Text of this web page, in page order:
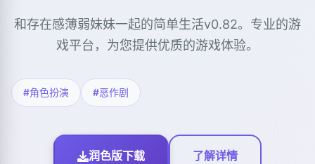
和存在感薄弱妹妹一起的简单生活v0.82。专业的游
戏平台，为您提供优质的游戏体验。
#角色扮演 #恶作剧
润色版下载 了解详情